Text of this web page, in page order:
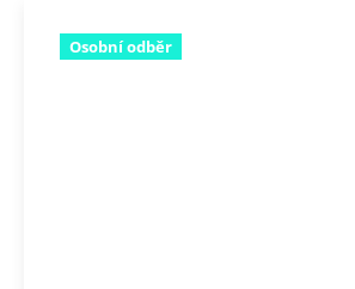
Osobní odběr